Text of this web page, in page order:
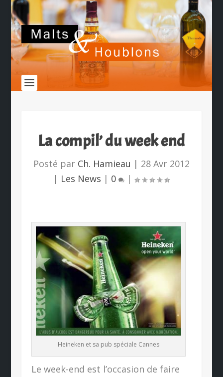
La compil’ du week end
Posté par Ch. Hamieau | 28 Avr 2012
| Les News | 0 |
Heineken et sa pub spéciale Cannes
Le week-end est l’occasion de faire